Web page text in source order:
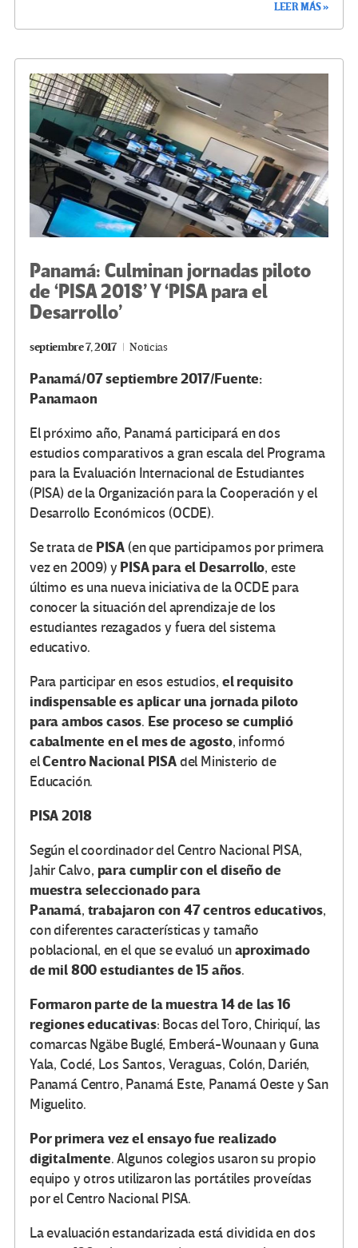
o
k
m n
ar
tir
LEER MÁS »
Panamá: Culminan jornadas piloto
de ‘PISA 2018’ Y ‘PISA para el
Desarrollo’
septiembre 7, 2017 Noticias
Panamá/07 septiembre 2017/Fuente:
Panamaon
El próximo año, Panamá participará en dos
estudios comparativos a gran escala del Programa
para la Evaluación Internacional de Estudiantes
(PISA) de la Organización para la Cooperación y el
Desarrollo Económicos (OCDE).
Se trata de PISA(en que participamos por primera
vez en 2009) y PISA para el Desarrollo, este
último es una nueva iniciativa de la OCDE para
conocer la situación del aprendizaje de los
estudiantes rezagados y fuera del sistema
educativo.
Para participar en esos estudios, el requisito
indispensable es aplicar una jornada piloto
para ambos casos. Ese proceso se cumplió
cabalmente en el mes de agosto, informó
elCentro Nacional PISAdel Ministerio de
Educación.
PISA 2018
Según elcoordinador del Centro Nacional PISA,
Jahir Calvo, para cumplir con el diseño de
muestra seleccionado para
Panamá, trabajaron con 47 centros educativos,
con diferentes características y tamaño
poblacional, en el que se evaluó unaproximado
de mil 800 estudiantes de 15 años.
Formaron parte de la muestra 14 de las 16
regiones educativas: Bocas del Toro, Chiriquí, las
comarcas Ngäbe Buglé, Emberá-Wounaan y Guna
Yala, Coclé, Los Santos, Veraguas, Colón, Darién,
Panamá Centro, Panamá Este, Panamá Oeste y San
Miguelito.
Por primera vez el ensayo fue realizado
digitalmente. Algunos colegios usaron su propio
equipo y otros utilizaron las portátiles proveídas
por el Centro Nacional PISA.
La evaluación estandarizada está dividida en dos